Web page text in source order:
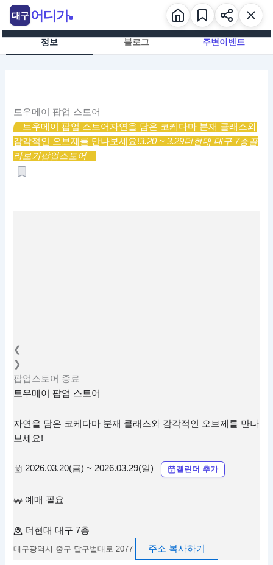
츠
정보 블로그 주변이벤트
토우메이 팝업 스토어
토우메이 팝업 스토어 자연을 담은 코케다마 분재 클래스와
감각적인 오브제를 만나보세요!3.20 ~ 3.29더현대 대구 7층골
라보기팝업스토어
❮
❯
팝업스토어 종료
토우메이 팝업 스토어
자연을 담은 코케다마 분재 클래스와 감각적인 오브제를 만나
보세요!
2026.03.20(금) ~ 2026.03.29(일) 캘린더 추가
예매 필요
더현대 대구 7층
대구광역시 중구 달구벌대로 2077 주소 복사하기
대구 어디가